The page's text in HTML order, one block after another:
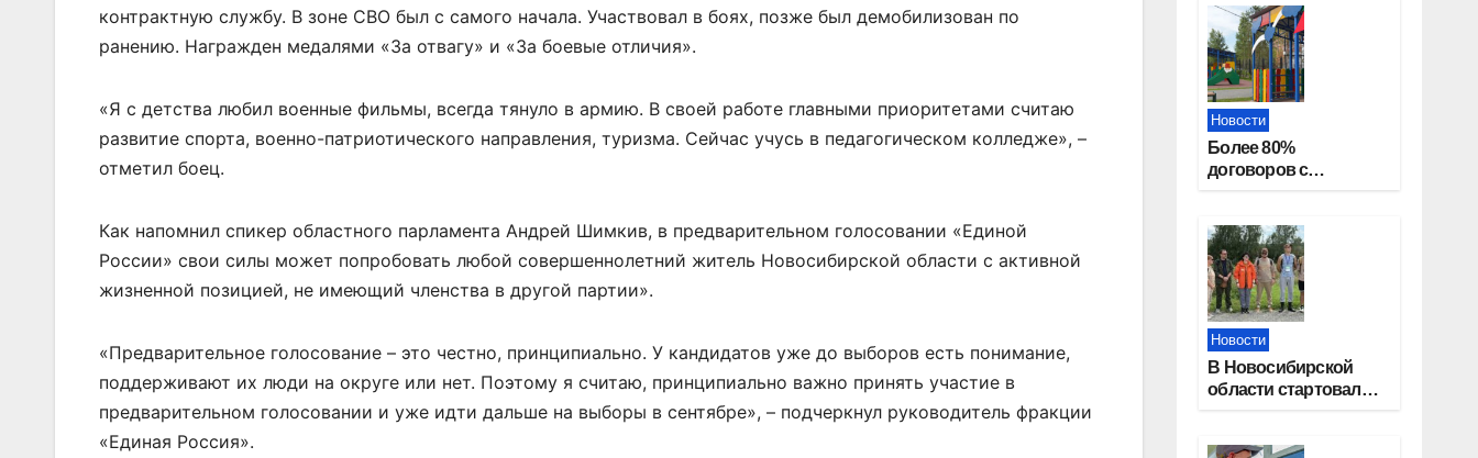
контрактную службу. В зоне СВО был с самого начала. Участвовал в боях, позже был демобилизован по
ранению. Награжден медалями «За отвагу» и «За боевые отличия».
«Я с детства любил военные фильмы, всегда тянуло в армию. В своей работе главными приоритетами считаю
развитие спорта, военно-патриотического направления, туризма. Сейчас учусь в педагогическом колледже», –
отметил боец.
Как напомнил спикер областного парламента Андрей Шимкив, в предварительном голосовании «Единой
России» свои силы может попробовать любой совершеннолетний житель Новосибирской области с активной
жизненной позицией, не имеющий членства в другой партии».
«Предварительное голосование – это честно, принципиально. У кандидатов уже до выборов есть понимание,
поддерживают их люди на округе или нет. Поэтому я считаю, принципиально важно принять участие в
предварительном голосовании и уже идти дальше на выборы в сентябре», – подчеркнул руководитель фракции
«Единая Россия».
Новости
Более 80%
договоров с
Новосибирской
области оформили
онлайн
Новости
В Новосибирской
области стартовал